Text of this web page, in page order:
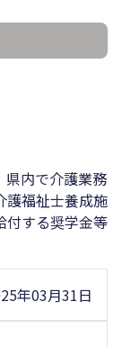
県内で介護業務
護福祉士養成施
付する奨学金等
年03月31日